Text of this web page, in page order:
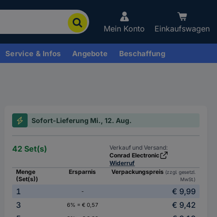
Mein Konto Einkaufswagen
Service & Infos Angebote Beschaffung
Sofort-Lieferung Mi., 12. Aug.
42 Set(s)
Verkauf und Versand:
Conrad Electronic
Widerruf
Menge
(Set(s))
Ersparnis Verpackungspreis (zzgl. gesetzl.
MwSt.)
1 -
€ 9,99
3
6% = € 0,57
€ 9,42